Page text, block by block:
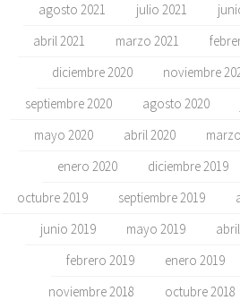
agosto 2021
julio 2021
abril 2021
marzo 2021
diciembre 2020
noviembre
septiembre 2020
agosto 2020
mayo 2020
abril 2020
enero 2020
diciembre 2019
octubre 2019
septiembre 2019
junio 2019
mayo 2019
febrero 2019
enero 2019
noviembre 2018
octubre 2018